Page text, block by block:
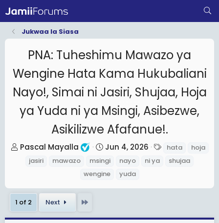
Jukwaa la Siasa
PNA: Tuheshimu Mawazo ya
Wengine Hata Kama Hukubaliani
Nayo!, Simai ni Jasiri, Shujaa, Hoja
ya Yuda ni ya Msingi, Asibezwe,
Asikilizwe Afafanue!.
T
a
d
s
Pascal Mayalla
S
t
a
Jun 4, 2026 hata
hoja
jasiri
mawazo msingi nayo ni ya
shujaa
wengine
yuda
1 of 2 Next